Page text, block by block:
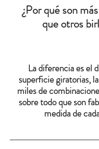
¿Por qué son
que otros
La diferencia es el
superficie giratorias,
miles de
sobre todo que son
medida de